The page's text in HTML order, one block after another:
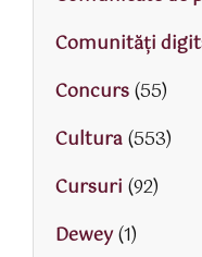
Comunități
Concurs(55)
Cultura(553)
Cursuri (92)
Dewey(1)